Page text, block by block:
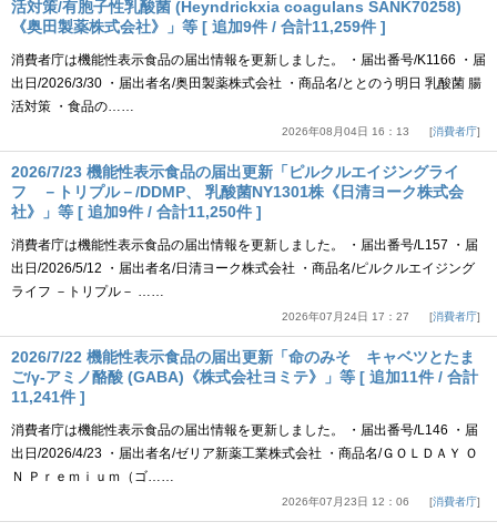
活対策/有胞子性乳酸菌 (Heyndrickxia coagulans SANK70258)
《奥田製薬株式会社》」等 [ 追加9件 / 合計11,259件 ]
消費者庁は機能性表示食品の届出情報を更新しました。 ・届出番号/K1166 ・届
出日/2026/3/30 ・届出者名/奥田製薬株式会社 ・商品名/ととのう明日 乳酸菌 腸
活対策 ・食品の……
2026年08月04日 16：13 消費者庁
2026/7/23 機能性表示食品の届出更新「ピルクルエイジングライ
フ －トリプル－/DDMP、 乳酸菌NY1301株《日清ヨーク株式会
社》」等 [ 追加9件 / 合計11,250件 ]
消費者庁は機能性表示食品の届出情報を更新しました。 ・届出番号/L157 ・届
出日/2026/5/12 ・届出者名/日清ヨーク株式会社 ・商品名/ピルクルエイジング
ライフ －トリプル－ ……
2026年07月24日 17：27 消費者庁
2026/7/22 機能性表示食品の届出更新「命のみそ キャベツとたま
ご/γ-アミノ酪酸 (GABA)《株式会社ヨミテ》」等 [ 追加11件 / 合計
11,241件 ]
消費者庁は機能性表示食品の届出情報を更新しました。 ・届出番号/L146 ・届
出日/2026/4/23 ・届出者名/ゼリア新薬工業株式会社 ・商品名/ＧＯＬＤＡＹ Ｏ
Ｎ Ｐｒｅｍｉｕｍ（ゴ……
2026年07月23日 12：06 消費者庁